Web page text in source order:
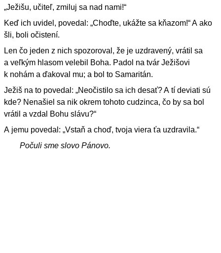
„Ježišu, učiteľ, zmiluj sa nad nami!“
Keď ich uvidel, povedal: „Choďte, ukážte sa kňazom!“ A ako
šli, boli očistení.
Len čo jeden z nich spozoroval, že je uzdravený, vrátil sa
a veľkým hlasom velebil Boha. Padol na tvár Ježišovi
k nohám a ďakoval mu; a bol to Samaritán.
Ježiš na to povedal: „Neočistilo sa ich desať? A tí deviati sú
kde? Nenašiel sa nik okrem tohoto cudzinca, čo by sa bol
vrátil a vzdal Bohu slávu?“
A jemu povedal: „Vstaň a choď, tvoja viera ťa uzdravila.“
Počuli sme slovo Pánovo.